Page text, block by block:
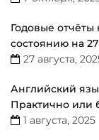
Годовые отчёты
состоянию на 27
27 августа,
Английский
Практично или
1 августа, 2025